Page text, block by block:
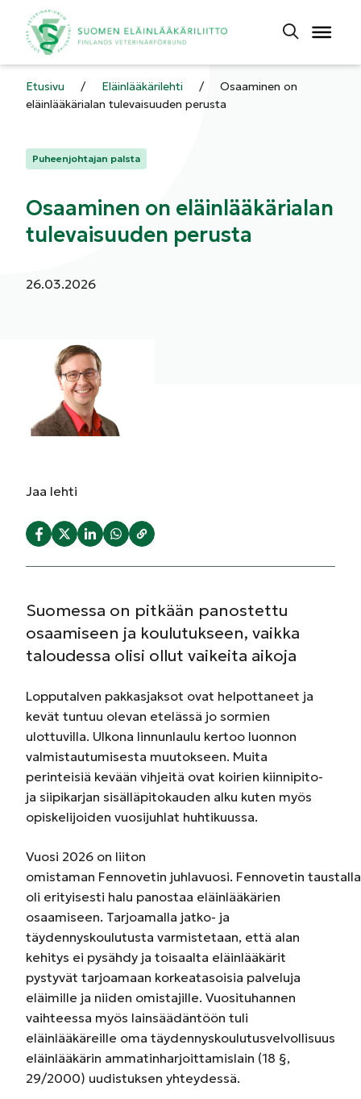
Etusivu / Eläinlääkärilehti /
Osaaminen on
eläinlääkärialan tulevaisuuden perusta
Kategoriat:
Puheenjohtajan palsta
Osaaminen on eläinlääkärialan
tulevaisuuden perusta
Julkaistu:
26.03.2026
Jaa lehti
Suomessa on pitkään panostettu
osaamiseen ja koulutukseen, vaikka
talou­dessa olisi ollut vaikeita aikoja
Lopputalven pakkasjaksot ovat helpottaneet ja
kevät tuntuu olevan etelässä jo sormien
ulottuvilla. Ulkona linnunlaulu kertoo luonnon
valmistautumisesta muutokseen. Muita
perinteisiä kevään vihjeitä ovat koirien kiinnipito-
ja siipikarjan sisälläpitokauden alku kuten myös
opiskelijoiden vuosijuhlat huhtikuussa.
Vuosi 2026 on liiton
omistaman Fennovetin juhlavuosi. Fennovetin taustalla
oli erityisesti halu panostaa eläinlääkärien
osaamiseen. Tarjoamalla jatko- ja
täydennyskoulutusta varmistetaan, että alan
kehitys ei pysähdy ja toisaalta eläinlääkärit
pystyvät tarjoamaan korkeatasoisia palveluja
eläimille ja niiden omistajille. Vuosituhannen
vaihteessa myös lainsäädäntöön tuli
eläinlääkäreille oma täydennyskoulutusvelvollisuus
eläinlääkärin ammatinharjoittamislain (18 §,
29/2000) uudistuksen yhteydessä.